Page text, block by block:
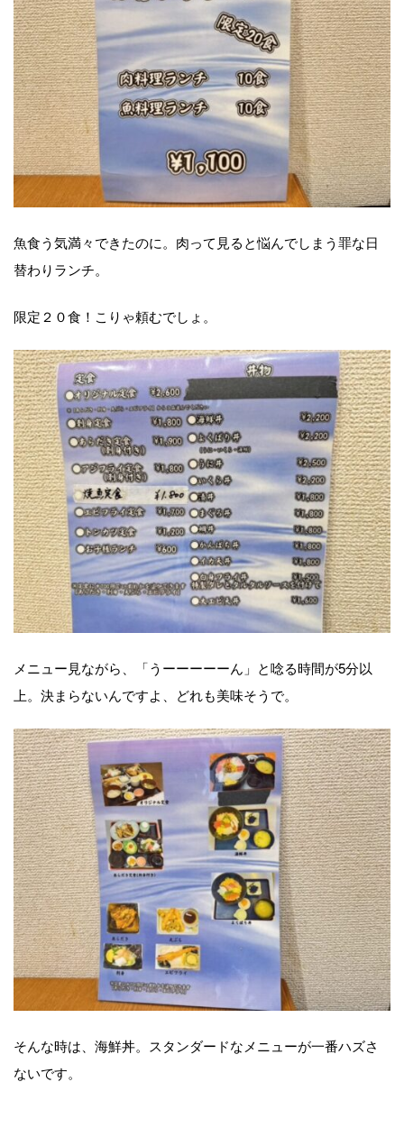
魚食う気満々できたのに。肉って見ると悩んでしまう罪な日
替わりランチ。
限定２０食！こりゃ頼むでしょ。
メニュー見ながら、「うーーーーーん」と唸る時間が5分以
上。決まらないんですよ、どれも美味そうで。
そんな時は、海鮮丼。スタンダードなメニューが一番ハズさ
ないです。